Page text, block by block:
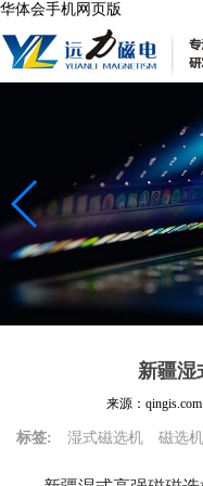
华体会手机网页版
新疆湿
来源：qingis.com
标签: 湿式磁选机 磁选机